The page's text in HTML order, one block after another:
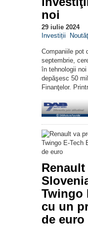
noi
29 iulie 2024
Investiții
Companiile pot
septembrie,
în tehnologii
depăşesc 50
Finanţelor.
Twingo
cu un
de euro